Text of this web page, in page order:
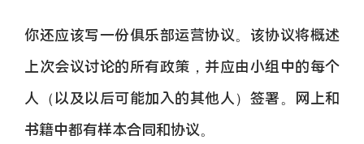
你还应该写一份俱乐部运营协议。该协议将概述
上次会议讨论的所有政策，并应由小组中的每个
人（以及以后可能加入的其他人）签署。网上和
书籍中都有样本合同和协议。